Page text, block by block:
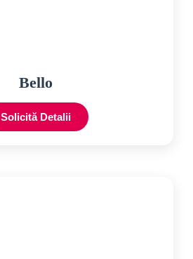
Bello
Solicită Detalii